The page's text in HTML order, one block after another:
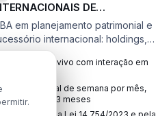
DE
PATRIMONIAL &
em planejamento patrimonial e
internacional: holdings,
e offshore sob a Lei
2023 e a Reforma Tributária.
MBA 100% ao vivo com interação em
Aulas em 1 final de semana por mês,
gravadas por 3 meses